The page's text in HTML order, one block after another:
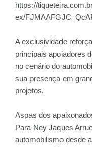
https://
ex/
A exclusividade
principais apoiadores
no cenário do
sua presença em
projetos.
Aspas dos
Para Ney Jaques
automobilismo desde